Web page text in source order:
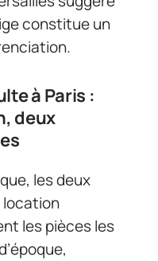
constitue un
à Paris :
deux
les deux
les pièces les